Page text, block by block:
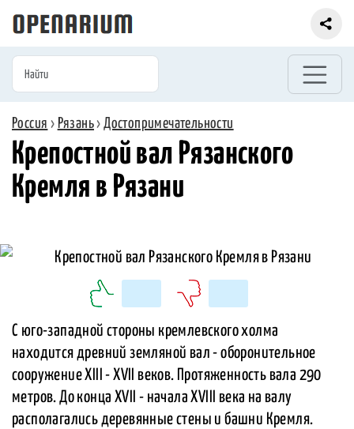
Россия › Рязань›Достопримечательности
Крепостной вал Рязанского
Кремля в Рязани
С юго-западной стороны кремлевского холма
находится древний земляной вал - оборонительное
сооружение XIII - XVII веков. Протяженность вала 290
метров. До конца XVII - начала XVIII века на валу
располагались деревянные стены и башни Кремля.